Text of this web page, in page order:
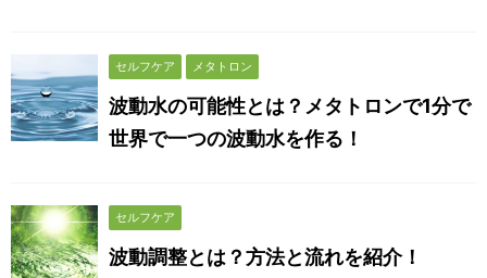
セルフケア メタトロン
波動水の可能性とは？メタトロンで1分で
世界で一つの波動水を作る！
セルフケア
波動調整とは？方法と流れを紹介！